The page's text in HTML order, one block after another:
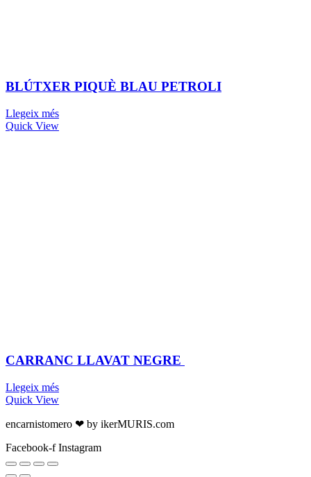
BLÚTXER PIQUÈ BLAU PETROLI
Llegeix més
Quick View
CARRANC LLAVAT NEGRE
Llegeix més
Quick View
encarnistomero ❤ by ikerMURIS.com
Facebook-f Instagram